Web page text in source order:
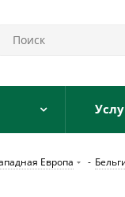
Европа -